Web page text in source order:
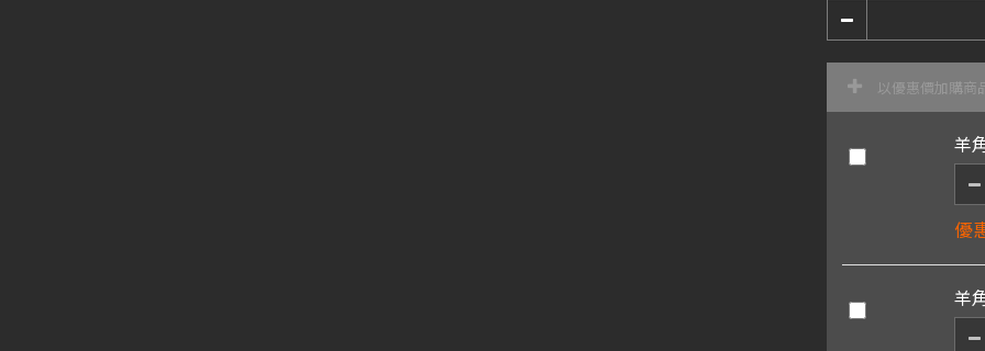
以優惠價加購商
羊
優
羊